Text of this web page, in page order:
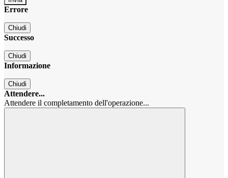
Errore
Chiudi
Successo
Chiudi
Informazione
Chiudi
Attendere...
Attendere il completamento dell'operazione...